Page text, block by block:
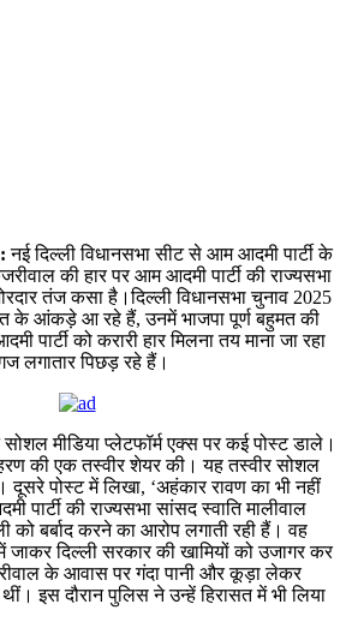
नई दिल्ली विधानसभा सीट से आम आदमी पार्टी के
की हार पर आम आदमी पार्टी की राज्यसभा
तंज कसा है।दिल्ली विधानसभा चुनाव 2025
के आंकड़े आ रहे हैं, उनमें भाजपा पूर्ण बहुमत की
पार्टी को करारी हार मिलना तय माना जा रहा
लगातार पिछड़ रहे हैं।
सोशल मीडिया प्लेटफॉर्म एक्स पर कई पोस्ट डाले।
की एक तस्वीर शेयर की। यह तस्वीर सोशल
दूसरे पोस्ट में लिखा, ‘अहंकार रावण का भी नहीं
पार्टी की राज्यसभा सांसद स्वाति मालीवाल
को बर्बाद करने का आरोप लगाती रही हैं। वह
जाकर दिल्ली सरकार की खामियों को उजागर कर
के आवास पर गंदा पानी और कूड़ा लेकर
इस दौरान पुलिस ने उन्हें हिरासत में भी लिया